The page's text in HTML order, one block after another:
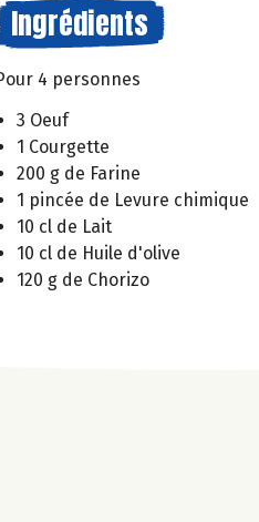
Ingrédients
4 personnes
3 Oeuf
1 Courgette
200 g de Farine
1 pincée de Levure chimique
10 cl de Lait
10 cl de Huile d'olive
120 g de Chorizo